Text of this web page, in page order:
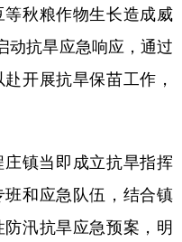
量子 体育
健康 军事
图片 政务
信息化 数字经济
银龄 溯源中国
秋粮作物生长造成威
动抗旱应急响应，通过
开展抗旱保苗工作，
镇当即成立抗旱指挥
和应急队伍，结合镇
汛抗旱应急预案，明